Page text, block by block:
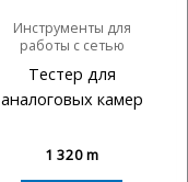
Инструменты для
работы с сетью
Тестер для
аналоговых камер
1 320m